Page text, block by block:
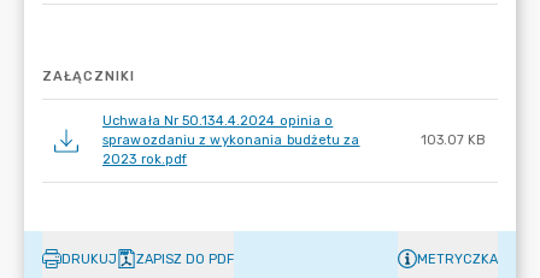
ZAŁĄCZNIKI
Uchwała Nr 50.134.4.2024 opinia o
sprawozdaniu z wykonania budżetu za
2023 rok.pdf
103.07 KB
DRUKUJ ZAPISZ DO PDF METRYCZKA